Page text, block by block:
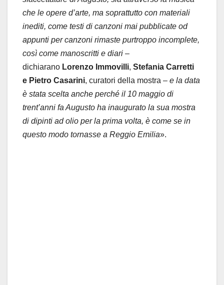
che le opere d’arte, ma soprattutto con materiali
inediti, come testi di canzoni mai pubblicate od
appunti per canzoni rimaste purtroppo incomplete,
così come manoscritti e diari –
dichiarano Lorenzo Immovilli, Stefania Carretti
e Pietro Casarini, curatori della mostra – e la data
è stata scelta anche perché il 10 maggio di
trent’anni fa Augusto ha inaugurato la sua mostra
di dipinti ad olio per la prima volta, è come se in
questo modo tornasse a Reggio Emilia».